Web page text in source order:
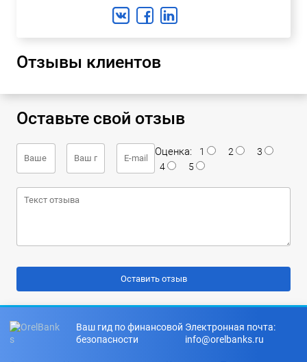
Отзывы клиентов
Оставьте свой отзыв
Оценка: 1 2
3
4
5
Ваш гид по финансовой
безопасности
Электронная почта:
info@orelbanks.ru